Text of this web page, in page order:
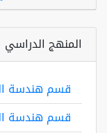
المنهج الدراسي
قسم هندسة
قسم هندسة